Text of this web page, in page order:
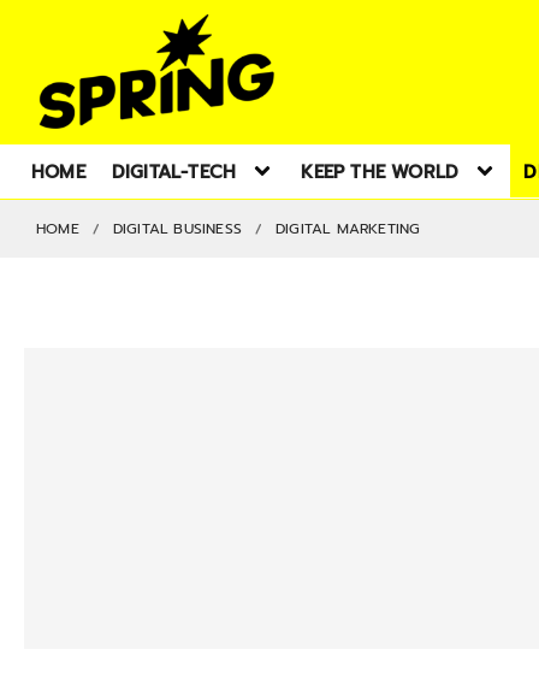
HOME DIGITAL-TECH KEEP THE WORLD
HOME DIGITAL BUSINESS DIGITAL MARKETING